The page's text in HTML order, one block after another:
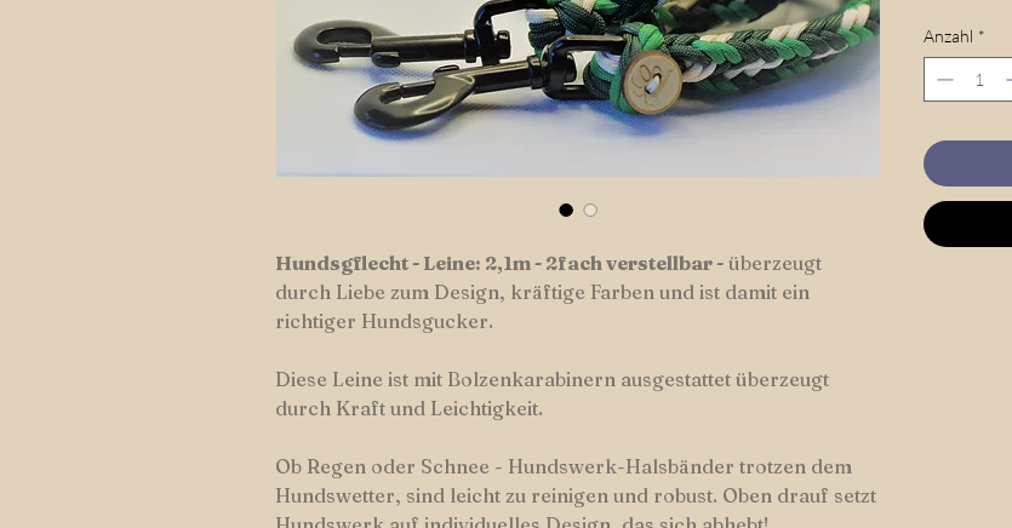
Hundsgflecht - Leine: 2,1m - 2fach verstellbar - überzeugt
durch Liebe zum Design, kräftige Farben und ist damit ein
richtiger Hundsgucker.
Diese Leine ist mit Bolzenkarabinern ausgestattet überzeugt
durch Kraft und Leichtigkeit.
Ob Regen oder Schnee - Hundswerk-Halsbänder trotzen dem
Hundswetter, sind leicht zu reinigen und robust. Oben drauf setzt
Anzahl *